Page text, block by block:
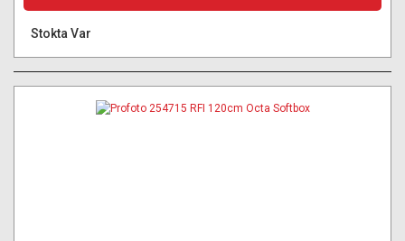
Stokta Var